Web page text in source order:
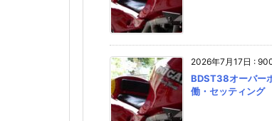
2026年7月17日 :
BDST38オーバ
働・セッティング